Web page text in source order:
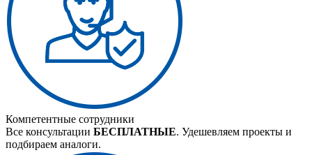
Компетентные сотрудники
Все консультации БЕСПЛАТНЫЕ. Удешевляем проекты и
подбираем аналоги.